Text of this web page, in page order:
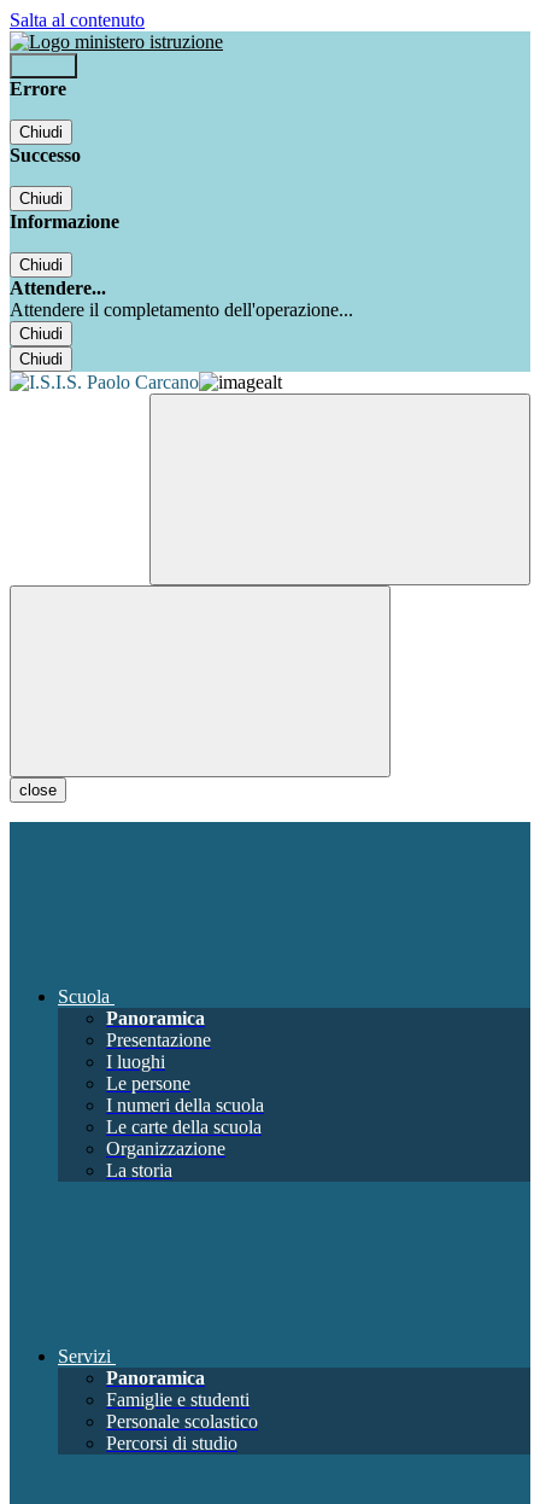
Salta al contenuto
Errore
Chiudi
Successo
Chiudi
Informazione
Chiudi
Attendere...
Attendere il completamento dell'operazione...
Chiudi
Chiudi
close
Scuola
Panoramica
Presentazione
I luoghi
Le persone
I numeri della scuola
Le carte della scuola
Organizzazione
La storia
Servizi
Panoramica
Famiglie e studenti
Personale scolastico
Percorsi di studio